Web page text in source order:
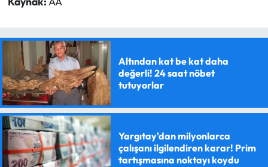
Altından kat be kat daha
değerli! 24 saat nöbet
tutuyorlar
Yargıtay'dan milyonlarca
çalışanı ilgilendiren karar! Prim
tartışmasına noktayı koydu